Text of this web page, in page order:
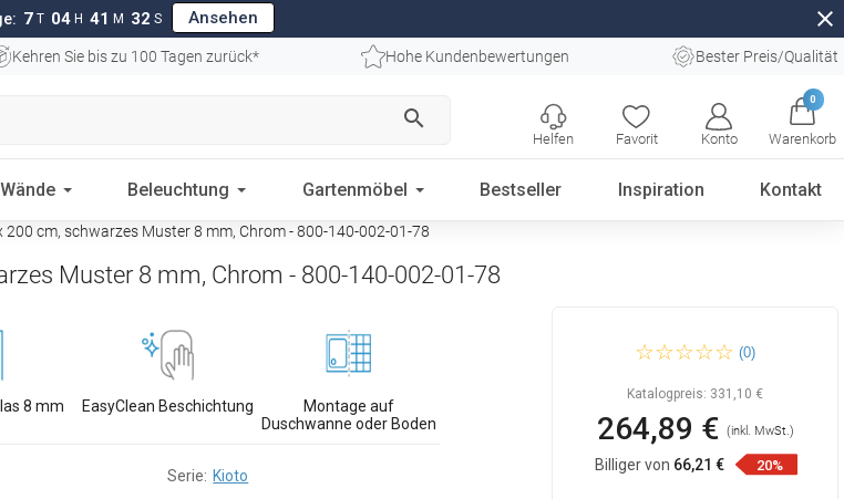
7 T 04 H 41 M 31 S Ansehen close
Kehren Sie bis zu 100 Tagen zurück* Hohe Kundenbewertungen Bester Preis/Qualität
search
Favorit Konto
0
Warenkorb
Helfen
Wände Beleuchtung Gartenmöbel Bestseller Inspiration Kontakt
cm, schwarzes Muster 8 mm, Chrom - 800-140-002-01-78
Muster 8 mm, Chrom - 800-140-002-01-78
8 mm EasyClean Beschichtung
Montage auf
Duschwanne oder Boden
Serie: Kioto
Duschwand 140 x 200 cm,
Chrom - 800-140-002-01-78
(0)
Katalogpreis: 331,10 €
264,89 € (inkl. MwSt.)
Billiger von 66,21 € 20%